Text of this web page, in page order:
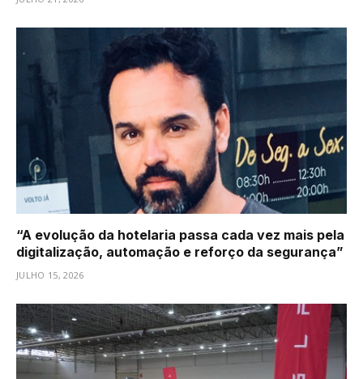
“A evolução da hotelaria passa cada vez mais pela
digitalização, automação e reforço da segurança”
JULHO 15, 2026